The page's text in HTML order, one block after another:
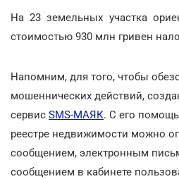
На 23 земельных участка
стоимостью 930 млн гривен
Напомним, для того, чтобы
мошеннических действий,
сервис SMS-МАЯК. С его
реестре недвижимости можно
сообщением, электронным
сообщением в кабинете